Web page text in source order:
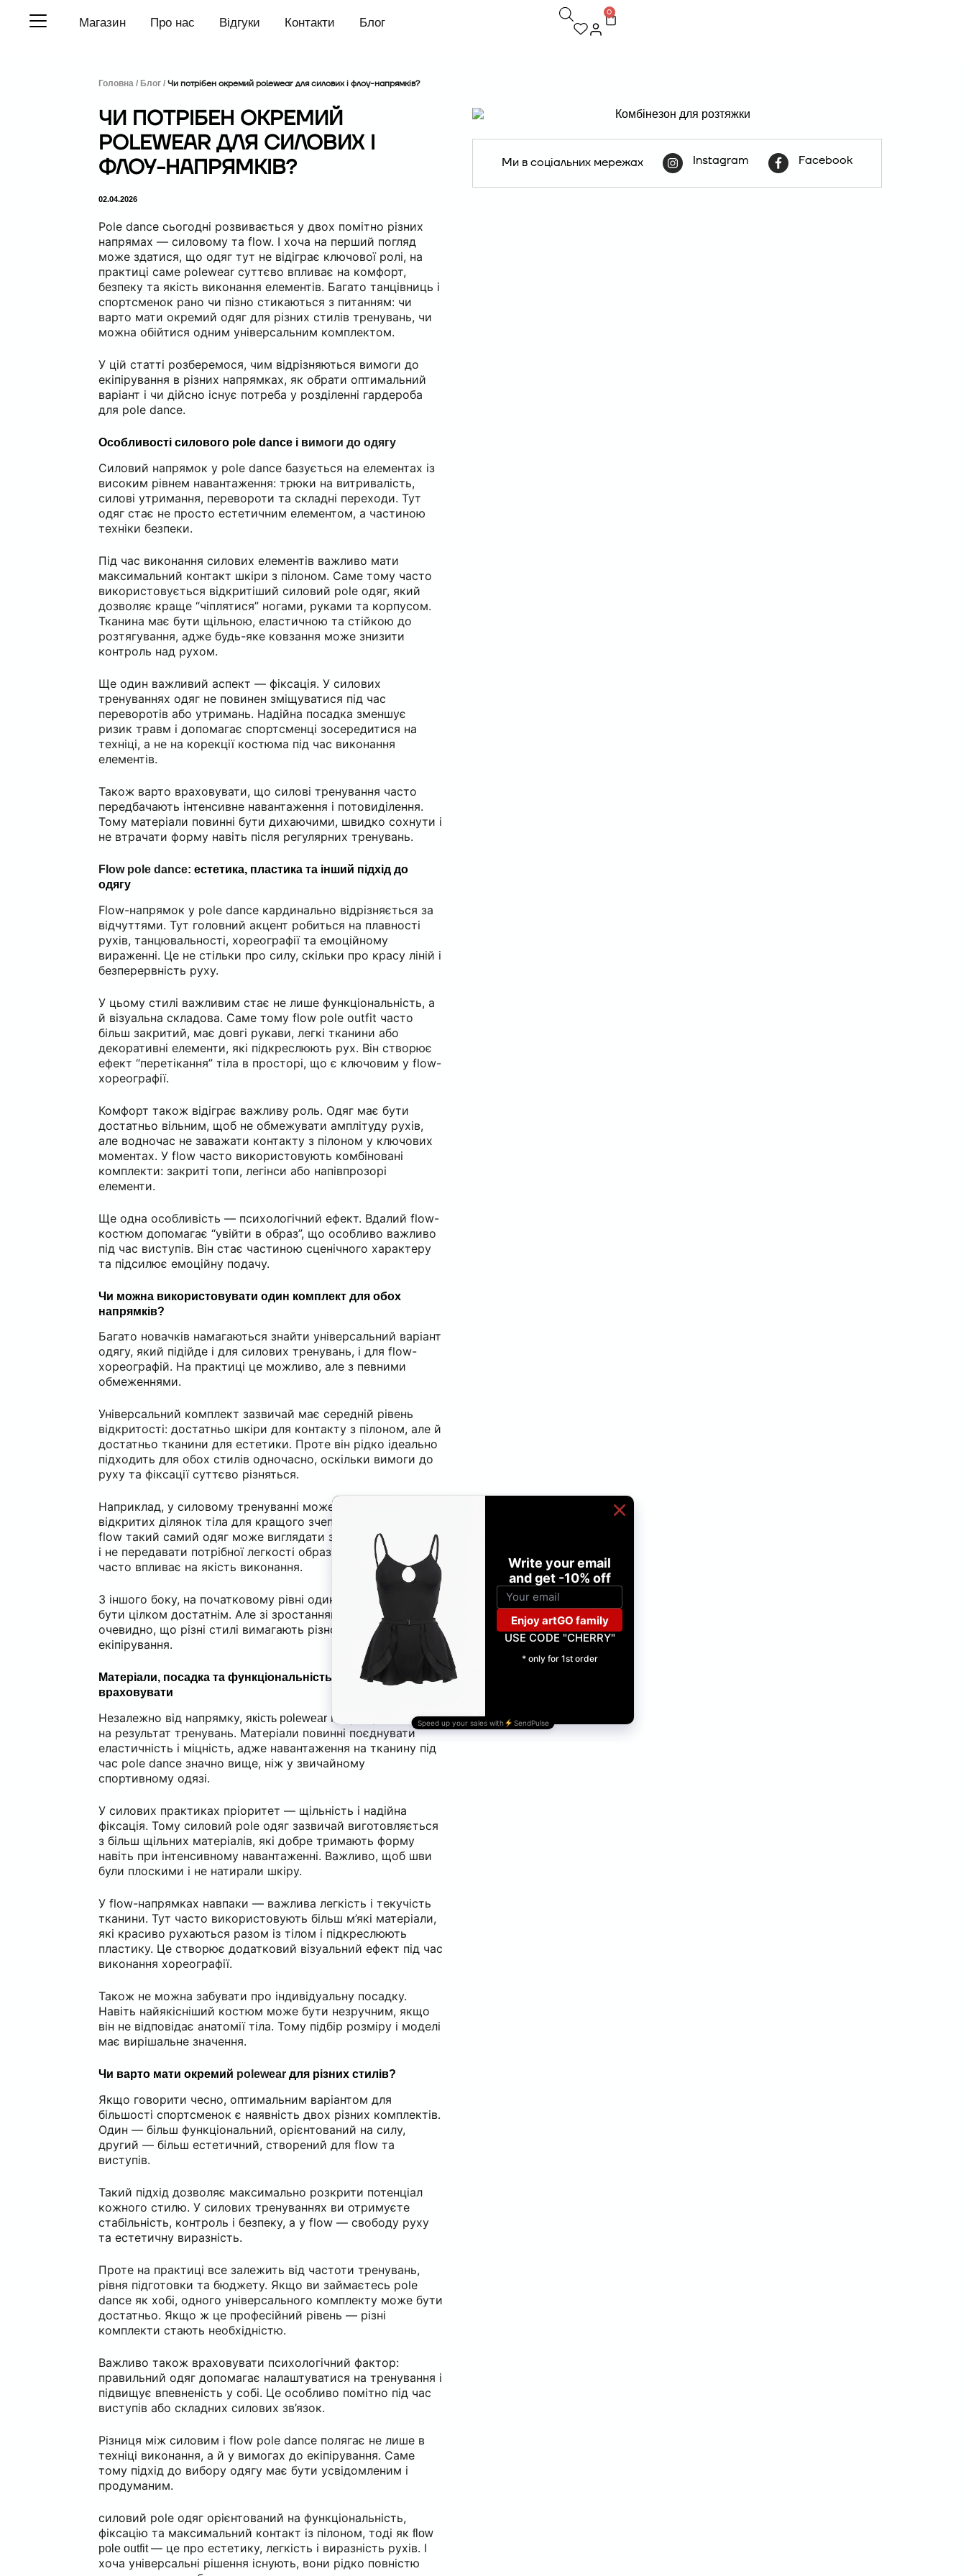
Магазин Про нас Відгуки Контакти Блог
0
Головна / Блог /Чи потрібен окремий polewear для силових і флоу-напрямків?
ЧИ ПОТРІБЕН ОКРЕМИЙ
POLEWEAR ДЛЯ СИЛОВИХ І
ФЛОУ-НАПРЯМКІВ?
02.04.2026
Pole dance сьогодні розвивається у двох помітно різних
напрямах — силовому та flow. І хоча на перший погляд
може здатися, що одяг тут не відіграє ключової ролі, на
практиці саме polewear суттєво впливає на комфорт,
безпеку та якість виконання елементів. Багато танцівниць і
спортсменок рано чи пізно стикаються з питанням: чи
варто мати окремий одяг для різних стилів тренувань, чи
можна обійтися одним універсальним комплектом.
У цій статті розберемося, чим відрізняються вимоги до
екіпірування в різних напрямках, як обрати оптимальний
варіант і чи дійсно існує потреба у розділенні гардероба
для pole dance.
Особливості силового pole dance і вимоги до одягу
Силовий напрямок у pole dance базується на елементах із
високим рівнем навантаження: трюки на витривалість,
силові утримання, перевороти та складні переходи. Тут
одяг стає не просто естетичним елементом, а частиною
техніки безпеки.
Під час виконання силових елементів важливо мати
максимальний контакт шкіри з пілоном. Саме тому часто
використовується відкритіший силовий pole одяг, який
дозволяє краще “чіплятися” ногами, руками та корпусом.
Тканина має бути щільною, еластичною та стійкою до
розтягування, адже будь-яке ковзання може знизити
контроль над рухом.
Ще один важливий аспект — фіксація. У силових
тренуваннях одяг не повинен зміщуватися під час
переворотів або утримань. Надійна посадка зменшує
ризик травм і допомагає спортсменці зосередитися на
техніці, а не на корекції костюма під час виконання
елементів.
Також варто враховувати, що силові тренування часто
передбачають інтенсивне навантаження і потовиділення.
Тому матеріали повинні бути дихаючими, швидко сохнути і
не втрачати форму навіть після регулярних тренувань.
Flow pole dance: естетика, пластика та інший підхід до
одягу
Flow-напрямок у pole dance кардинально відрізняється за
відчуттями. Тут головний акцент робиться на плавності
рухів, танцювальності, хореографії та емоційному
вираженні. Це не стільки про силу, скільки про красу ліній і
безперервність руху.
У цьому стилі важливим стає не лише функціональність, а
й візуальна складова. Саме тому flow pole outfit часто
більш закритий, має довгі рукави, легкі тканини або
декоративні елементи, які підкреслюють рух. Він створює
ефект “перетікання” тіла в просторі, що є ключовим у flow-
хореографії.
Комфорт також відіграє важливу роль. Одяг має бути
достатньо вільним, щоб не обмежувати амплітуду рухів,
але водночас не заважати контакту з пілоном у ключових
моментах. У flow часто використовують комбіновані
комплекти: закриті топи, легінси або напівпрозорі
елементи.
Ще одна особливість — психологічний ефект. Вдалий flow-
костюм допомагає “увійти в образ”, що особливо важливо
під час виступів. Він стає частиною сценічного характеру
та підсилює емоційну подачу.
Чи можна використовувати один комплект для обох
напрямків?
Багато новачків намагаються знайти універсальний варіант
одягу, який підійде і для силових тренувань, і для flow-
хореографій. На практиці це можливо, але з певними
обмеженнями.
Універсальний комплект зазвичай має середній рівень
відкритості: достатньо шкіри для контакту з пілоном, але й
достатньо тканини для естетики. Проте він рідко ідеально
підходить для обох стилів одночасно, оскільки вимоги до
руху та фіксації суттєво різняться.
Наприклад, у силовому тренуванні може не вистачати
відкритих ділянок тіла для кращого зчеплення, тоді як у
flow такий самий одяг може виглядати занадто спортивно
і не передавати потрібної легкості образу. Тому компроміс
часто впливає на якість виконання.
З іншого боку, на початковому рівні один комплект може
бути цілком достатнім. Але зі зростанням навичок стає
очевидно, що різні стилі вимагають різного підходу до
екіпірування.
Матеріали, посадка та функціональність: що важливо
враховувати
Незалежно від напрямку,якість polewear напряму впливає
на результат тренувань. Матеріали повинні поєднувати
еластичність і міцність, адже навантаження на тканину під
час pole dance значно вище, ніж у звичайному
спортивному одязі.
У силових практиках пріоритет — щільність і надійна
фіксація. Тому силовий pole одяг зазвичай виготовляється
з більш щільних матеріалів, які добре тримають форму
навіть при інтенсивному навантаженні. Важливо, щоб шви
були плоскими і не натирали шкіру.
У flow-напрямках навпаки — важлива легкість і текучість
тканини. Тут часто використовують більш м’які матеріали,
які красиво рухаються разом із тілом і підкреслюють
пластику. Це створює додатковий візуальний ефект під час
виконання хореографії.
Також не можна забувати про індивідуальну посадку.
Навіть найякісніший костюм може бути незручним, якщо
він не відповідає анатомії тіла. Тому підбір розміру і моделі
має вирішальне значення.
Чи варто мати окремий polewear для різних стилів?
Якщо говорити чесно, оптимальним варіантом для
більшості спортсменок є наявність двох різних комплектів.
Один — більш функціональний, орієнтований на силу,
другий — більш естетичний, створений для flow та
виступів.
Такий підхід дозволяє максимально розкрити потенціал
кожного стилю. У силових тренуваннях ви отримуєте
стабільність, контроль і безпеку, а у flow — свободу руху
та естетичну виразність.
Проте на практиці все залежить від частоти тренувань,
рівня підготовки та бюджету. Якщо ви займаєтесь pole
dance як хобі, одного універсального комплекту може бути
достатньо. Якщо ж це професійний рівень — різні
комплекти стають необхідністю.
Важливо також враховувати психологічний фактор:
правильний одяг допомагає налаштуватися на тренування і
підвищує впевненість у собі. Це особливо помітно під час
виступів або складних силових зв’язок.
Різниця між силовим і flow pole dance полягає не лише в
техніці виконання, а й у вимогах до екіпірування. Саме
тому підхід до вибору одягу має бути усвідомленим і
продуманим.
силовий pole одяг орієнтований на функціональність,
фіксацію та максимальний контакт із пілоном, тоді якflow
pole outfit— це про естетику, легкість і виразність рухів. І
хоча універсальні рішення існують, вони рідко повністю
Ми в соціальних мережах Instagram Facebook